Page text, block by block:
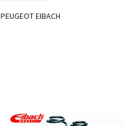
PEUGEOT EIBACH